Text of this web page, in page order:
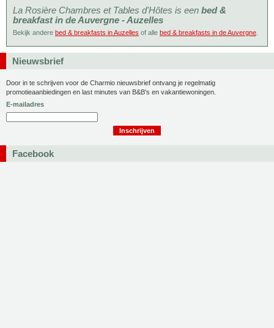
La Rosière Chambres et Tables d'Hôtes is een bed &
breakfast in de Auvergne - Auzelles
Bekijk andere bed & breakfasts in Auzelles of alle bed & breakfasts in de Auvergne
Nieuwsbrief
Door in te schrijven voor de Charmio nieuwsbrief ontvang je regelmatig
promotieaanbiedingen en last minutes van B&B's en vakantiewoningen.
E-mailadres
Facebook